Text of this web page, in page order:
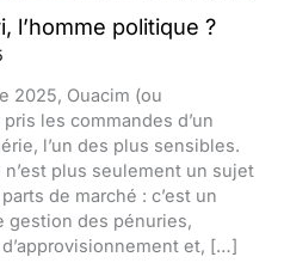
l’homme politique ?
2025, Ouacim (ou
les commandes d’un
l’un des plus sensibles.
plus seulement un sujet
de marché : c’est un
gestion des pénuries,
et, […]